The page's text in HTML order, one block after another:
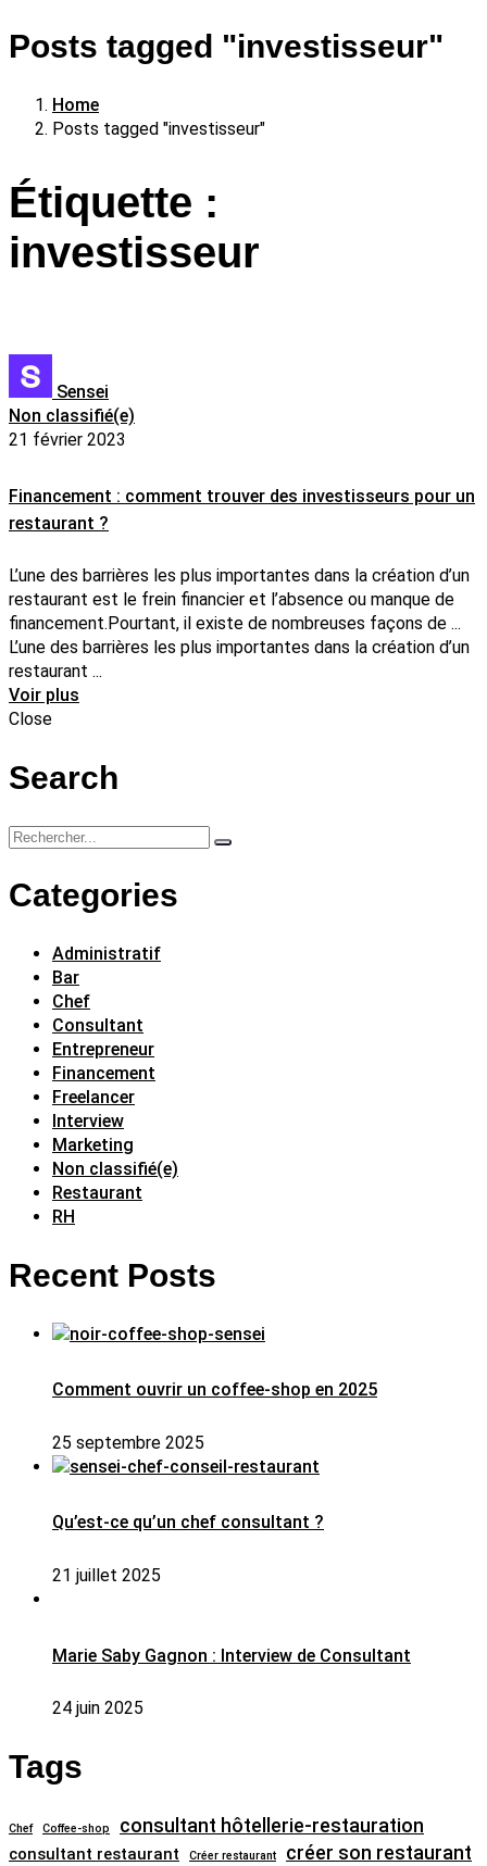
Posts tagged "investisseur"
Home
Posts tagged "investisseur"
Étiquette :
investisseur
Sensei
Non classifié(e)
21 février 2023
Financement : comment trouver des investisseurs pour un
restaurant ?
L’une des barrières les plus importantes dans la création d’un
restaurant est le frein financier et l’absence ou manque de
financement.Pourtant, il existe de nombreuses façons de ...
L’une des barrières les plus importantes dans la création d’un
restaurant ...
Voir plus
Close
Search
Categories
Administratif
Bar
Chef
Consultant
Entrepreneur
Financement
Freelancer
Interview
Marketing
Non classifié(e)
Restaurant
RH
Recent Posts
Comment ouvrir un coffee-shop en 2025
25 septembre 2025
Qu’est-ce qu’un chef consultant ?
21 juillet 2025
Marie Saby Gagnon : Interview de Consultant
24 juin 2025
Tags
Chef Coffee-shop consultant hôtellerie-restauration
consultant restaurant Créer restaurant
créer son restaurant